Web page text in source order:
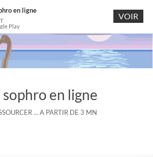
sophro en ligne
… A PARTIR DE 3 MN
en ligne
Play
VOIR